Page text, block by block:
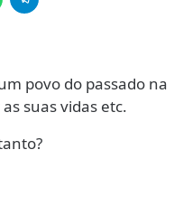
povo do passado na
suas vidas etc.